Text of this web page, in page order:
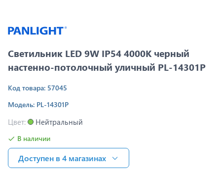
Светильник LED 9W IP54 4000K черный
настенно-потолочный уличный PL-14301P
Код товара: 57045
Модель: PL-14301P
Цвет: Нейтральный
В наличии
Доступен в 4 магазинах